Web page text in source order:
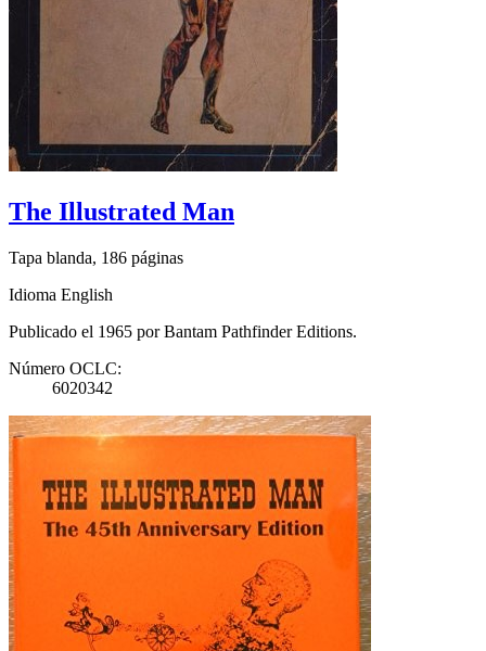
The Illustrated Man
Tapa blanda, 186 páginas
Idioma English
Publicado el 1965 por Bantam Pathfinder Editions.
Número OCLC:
6020342